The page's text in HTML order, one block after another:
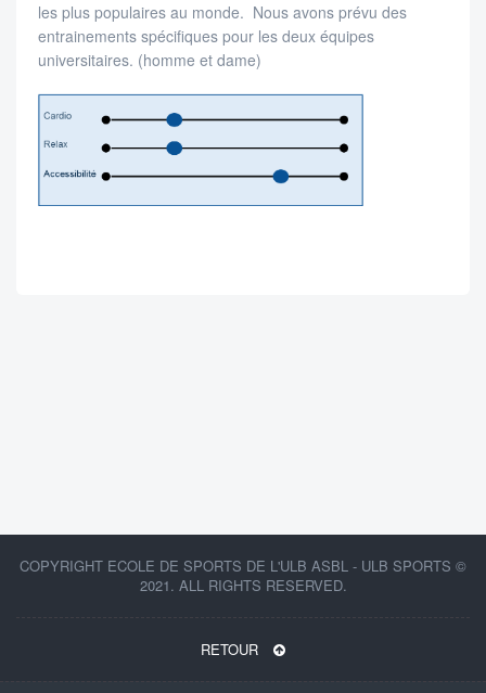
les plus populaires au monde. Nous avons prévu des
entrainements spécifiques pour les deux équipes
universitaires. (homme et dame)
COPYRIGHT ECOLE DE SPORTS DE L'ULB ASBL - ULB SPORTS ©
2021. ALL RIGHTS RESERVED.
RETOUR